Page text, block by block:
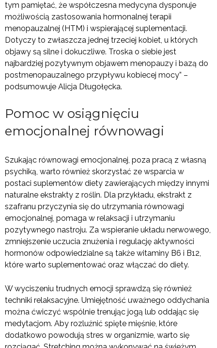
tym pamiętać, że współczesna medycyna dysponuje
możliwością zastosowania hormonalnej terapii
menopauzalnej (HTM) i wspierającej suplementacji.
Dotyczy to zwłaszcza jednej trzeciej kobiet, u których
objawy są silne i dokuczliwe. Troska o siebie jest
najbardziej pozytywnym objawem menopauzy i bazą do
postmenopauzalnego przypływu kobiecej mocy” –
podsumowuje Alicja Długołęcka.
Pomoc w osiągnięciu
emocjonalnej równowagi
Szukając równowagi emocjonalnej, poza pracą z własną
psychiką, warto również skorzystać ze wsparcia w
postaci suplementów diety zawierających między innymi
naturalne ekstrakty z roślin. Dla przykładu, ekstrakt z
szafranu przyczynia się do utrzymania równowagi
emocjonalnej, pomaga w relaksacji i utrzymaniu
pozytywnego nastroju. Za wspieranie układu nerwowego,
zmniejszenie uczucia znużenia i regulację aktywności
hormonów odpowiedzialne są także witaminy B6 i B12,
które warto suplementować oraz włączać do diety.
W wyciszeniu trudnych emocji sprawdzą się również
techniki relaksacyjne. Umiejętność uważnego oddychania
można ćwiczyć wspólnie trenując jogą lub oddając się
medytacjom. Aby rozluźnić spięte mięśnie, które
dodatkowo powodują stres w organizmie, warto się